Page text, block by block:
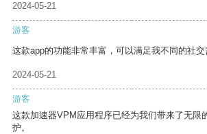
2024-05-21
游客
这款app的功能非常丰富，可以满足我不同的社交
2024-05-21
游客
这款加速器VPM应用程序已经为我们带来了无限
护。